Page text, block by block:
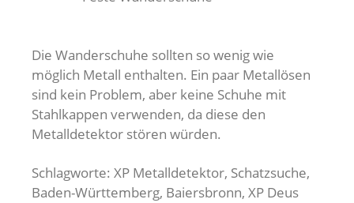
Die Wanderschuhe sollten so wenig wie
möglich Metall enthalten. Ein paar Metallösen
sind kein Problem, aber keine Schuhe mit
Stahlkappen verwenden, da diese den
Metalldetektor stören würden.
Schlagworte: XP Metalldetektor, Schatzsuche,
Baden-Württemberg, Baiersbronn, XP Deus